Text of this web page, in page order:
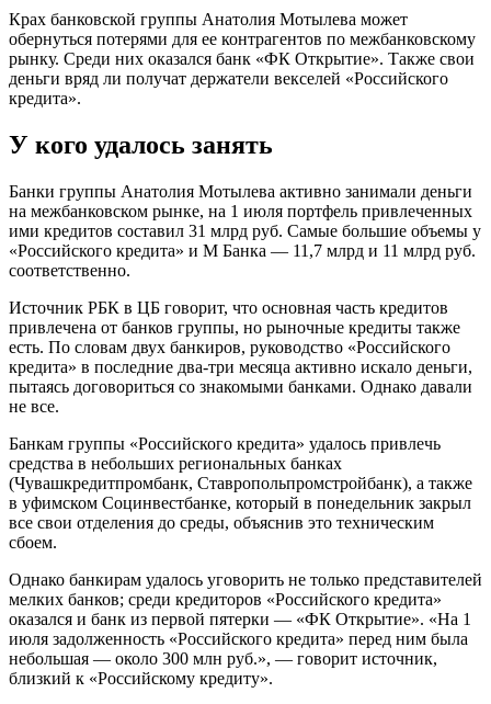
Крах банковской группы Анатолия Мотылева может
обернуться потерями для ее контрагентов по межбанковскому
рынку. Среди них оказался банк «ФК Открытие». Также свои
деньги вряд ли получат держатели векселей «Российского
кредита».
У кого удалось занять​
Банки группы Анатолия Мотылева активно занимали деньги
на межбанковском рынке, на 1 июля портфель привлеченных
ими кредитов составил 31 млрд руб. Самые большие объемы у
«Российского кредита» и М Банка — 11,7 млрд и 11 млрд руб.
соответственно.
Источник РБК в ЦБ говорит, что основная часть кредитов
привлечена от банков группы, но рыночные кредиты также
есть. По словам двух банкиров, руководство «Российского
кредита» в последние два-три месяца активно искало деньги,
пытаясь договориться со знакомыми банками. Однако давали
не все.
Банкам группы «Российского кредита» удалось привлечь
средства в небольших региональных банках
(Чувашкредитпромбанк, Ставропольпромстройбанк), а также
в уфимском Социнвестбанке, который в понедельник закрыл
все свои отделения до среды, объяснив это техническим
сбоем.
Однако банкирам удалось уговорить не только представителей
мелких банков; среди кредиторов «Российского кредита»
оказался и банк из первой пятерки — «ФК Открытие». «На 1
июля задолженность «Российского кредита» перед ним была
небольшая — около 300 млн руб.», — говорит источник,
близкий к «Российскому кредиту».